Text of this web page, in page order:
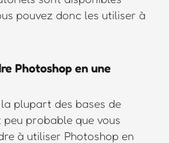
pouvez donc les utiliser à
Photoshop en une
plupart des bases de
peu probable que vous
à utiliser Photoshop en